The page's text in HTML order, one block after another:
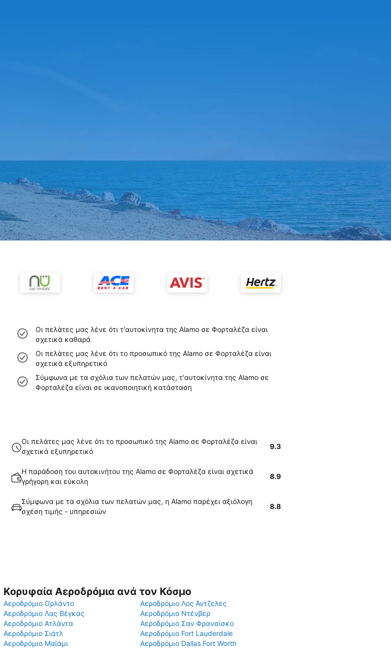
Οι πελάτες μας λένε ότι τ'αυτοκίνητα της Alamo σε Φορταλέζα είναι
σχετικά καθαρά
Οι πελάτες μας λένε ότι το προσωπικό της Alamo σε Φορταλέζα είναι
σχετικά εξυπηρετικό
Σύμφωνα με τα σχόλια των πελατών μας, τ'αυτοκίνητα της Alamo σε
Φορταλέζα είναι σε ικανοποιητική κατάσταση
Οι πελάτες μας λένε ότι το προσωπικό της Alamo σε Φορταλέζα είναι
σχετικά εξυπηρετικό
9.3
Η παράδοση του αυτοκινήτου της Alamo σε Φορταλέζα είναι σχετικά
γρήγορη και εύκολη
8.9
Σύμφωνα με τα σχόλια των πελατών μας, η Alamo παρέχει αξιόλογη
σχέση τιμής - υπηρεσιών
8.8
Κορυφαία Αεροδρόμια ανά τον Κόσμο
Αεροδρόμιο Ορλάντο
Αεροδρόμιο Λος Άντζελες
Αεροδρόμιο Λας Βέγκας
Αεροδρόμιο Ντένβερ
Αεροδρόμιο Ατλάντα
Αεροδρόμιο Σαν Φρανσίσκο
Αεροδρόμιο Σιάτλ
Αεροδρόμιο Fort Lauderdale
Αεροδρόμιο Μαϊάμι
Αεροδρόμιο Dallas Fort Worth